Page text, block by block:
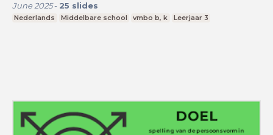
June 2025- 25 slides
Nederlands Middelbare school vmbo b, k Leerjaar 3